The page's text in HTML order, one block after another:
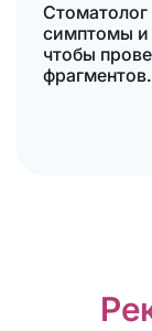
Стоматолог
симптомы и
чтобы
фрагментов.